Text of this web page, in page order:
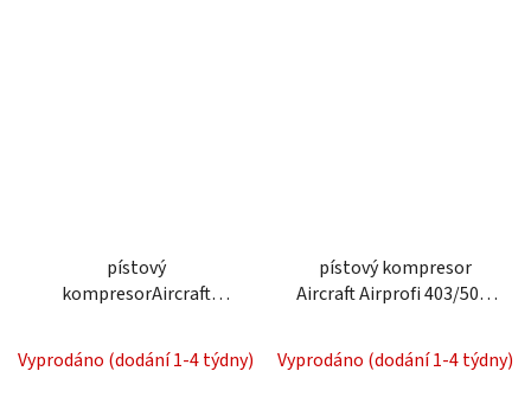
pístový
kompresorAircraft
2018530.2
Vyprodáno (dodání 1-4 týdny)
pístový kompresor
Aircraft Airprofi 403/50 P
Vyprodáno (dodání 1-4 týdny)